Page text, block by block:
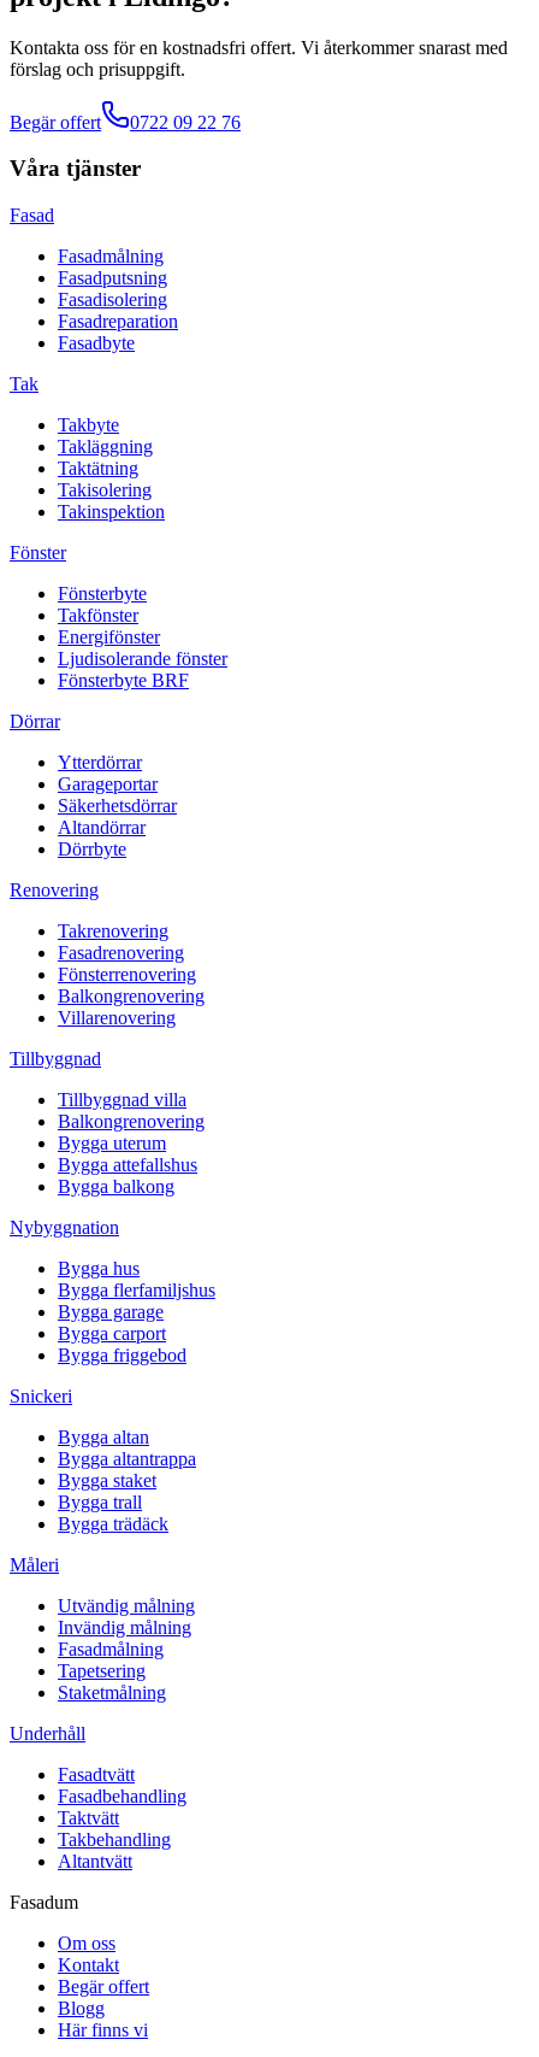
Kontakta oss för en kostnadsfri offert. Vi återkommer snarast med
förslag och prisuppgift.
Begär offert 0722 09 22 76
Våra tjänster
Fasad
Fasadmålning
Fasadputsning
Fasadisolering
Fasadreparation
Fasadbyte
Tak
Takbyte
Takläggning
Taktätning
Takisolering
Takinspektion
Fönster
Fönsterbyte
Takfönster
Energifönster
Ljudisolerande fönster
Fönsterbyte BRF
Dörrar
Ytterdörrar
Garageportar
Säkerhetsdörrar
Altandörrar
Dörrbyte
Renovering
Takrenovering
Fasadrenovering
Fönsterrenovering
Balkongrenovering
Villarenovering
Tillbyggnad
Tillbyggnad villa
Balkongrenovering
Bygga uterum
Bygga attefallshus
Bygga balkong
Nybyggnation
Bygga hus
Bygga flerfamiljshus
Bygga garage
Bygga carport
Bygga friggebod
Snickeri
Bygga altan
Bygga altantrappa
Bygga staket
Bygga trall
Bygga trädäck
Måleri
Utvändig målning
Invändig målning
Fasadmålning
Tapetsering
Staketmålning
Underhåll
Fasadtvätt
Fasadbehandling
Taktvätt
Takbehandling
Altantvätt
Fasadum
Om oss
Kontakt
Begär offert
Blogg
Här finns vi